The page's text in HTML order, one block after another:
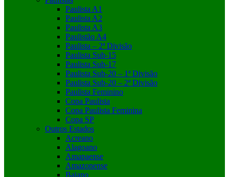
Paulista A1
Paulista A2
Paulista A3
Paulistão A4
Paulista – 2ª Divisão
Paulista Sub-15
Paulista Sub-17
Paulista Sub-20 – 1ª Divisão
Paulista Sub-20 – 2ª Divisão
Paulista Feminino
Copa Paulista
Copa Paulista Feminina
Copa SP
Outros Estados
Acreano
Alagoano
Amapaense
Amazonense
Baiano